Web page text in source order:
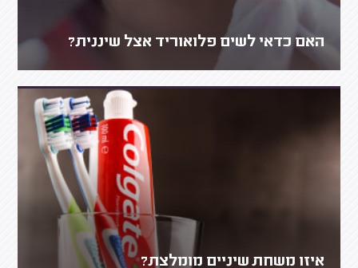
האם כדאי לשים פלואוריד אצל שיננית?
איזו משחת שיניים מומלצת?